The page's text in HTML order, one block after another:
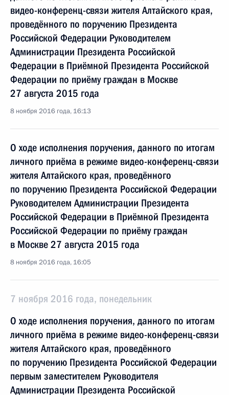
видео-конференц-связи жителя Алтайского края,
проведённого по поручению Президента
Российской Федерации Руководителем
Администрации Президента Российской
Федерации в Приёмной Президента Российской
Федерации по приёму граждан в Москве
27 августа 2015 года
8 ноября 2016 года, 16:13
О ходе исполнения поручения, данного по итогам
личного приёма в режиме видео-конференц-связи
жителя Алтайского края, проведённого
по поручению Президента Российской Федерации
Руководителем Администрации Президента
Российской Федерации в Приёмной Президента
Российской Федерации по приёму граждан
в Москве 27 августа 2015 года
8 ноября 2016 года, 16:05
7 ноября 2016 года, понедельник
О ходе исполнения поручения, данного по итогам
личного приёма в режиме видео-конференц-связи
жителя Алтайского края, проведённого
по поручению Президента Российской Федерации
первым заместителем Руководителя
Администрации Президента Российской